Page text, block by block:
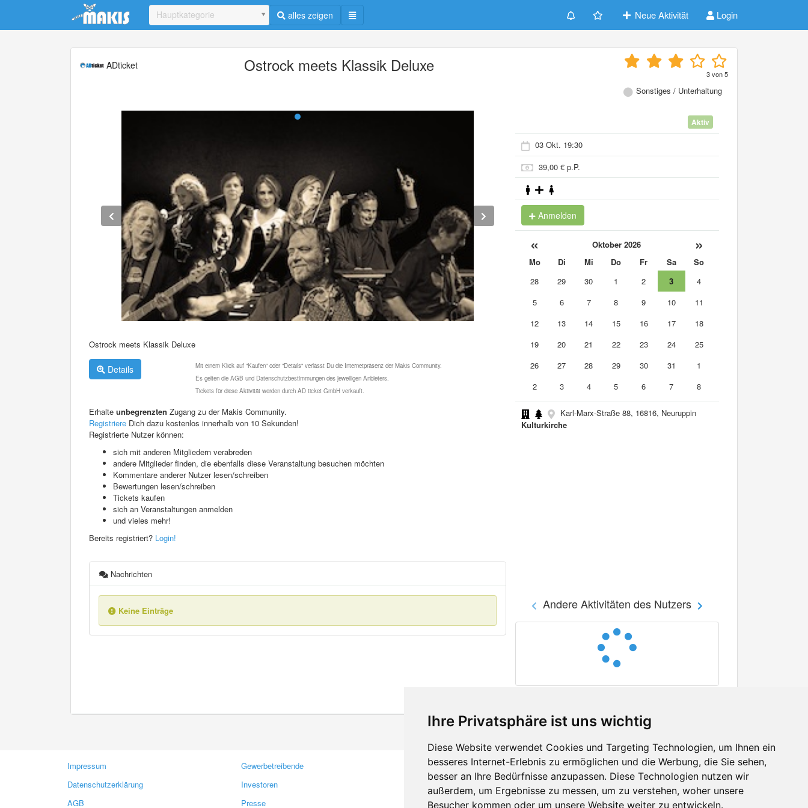
Ihre Privatsphäre ist uns wichtig
Diese Website verwendet Cookies und Targeting Technologien, um Ihnen ein
besseres Internet-Erlebnis zu ermöglichen und die Werbung, die Sie sehen,
besser an Ihre Bedürfnisse anzupassen. Diese Technologien nutzen wir
außerdem, um Ergebnisse zu messen, um zu verstehen, woher unsere
Besucher kommen oder um unsere Website weiter zu entwickeln.
Update cookies preferences
Hauptkategorie alles zeigen Neue Aktivität Login
ADticket Ostrock meets Klassik Deluxe 3von5
Sonstiges / Unterhaltung
Ostrock meets Klassik Deluxe
Details
Mit einem Klick auf "Kaufen" oder "Details" verlässt Du die Internetpräsenz der Makis Community.
Es gelten die AGB und Datenschutzbestimmungen des jeweiligen Anbieters.
Tickets für diese Aktivität werden durch AD ticket GmbH verkauft.
Erhalte unbegrenzten Zugang zu der Makis Community.
Registriere Dich dazu kostenlos innerhalb von 10 Sekunden!
Registrierte Nutzer können:
sich mit anderen Mitgliedern verabreden
andere Mitglieder finden, die ebenfalls diese Veranstaltung besuchen möchten
Kommentare anderer Nutzer lesen/schreiben
Bewertungen lesen/schreiben
Tickets kaufen
sich an Veranstaltungen anmelden
und vieles mehr!
Bereits registriert? Login!
Nachrichten
Keine Einträge
Aktiv
03 Okt. 19:30
39,00 € p.P.
Anmelden
« Oktober 2026 »
Mo Di Mi Do Fr Sa
So
28
29 30 1 2 3
4
5
6 7 8 9 10
11
12
13 14 15 16 17
18
19
20 21 22 23 24
25
26
27 28 29 30 31
1
2
3 4 5 6 7 8
Karl-Marx-Straße 88, 16816, Neuruppin
Kulturkirche
Andere Aktivitäten des Nutzers
Impressum
Datenschutzerklärung
AGB
Gewerbetreibende
Investoren
Presse
Kontakt
Feedback
Fehler melden
Facebook
Twitter
YouTube